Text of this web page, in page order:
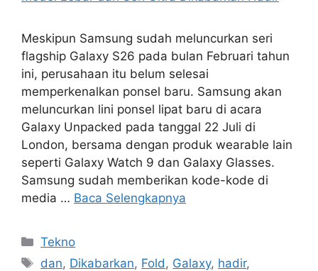
Meskipun Samsung sudah meluncurkan seri
flagship Galaxy S26 pada bulan Februari tahun
ini, perusahaan itu belum selesai
memperkenalkan ponsel baru. Samsung akan
meluncurkan lini ponsel lipat baru di acara
Galaxy Unpacked pada tanggal 22 Juli di
London, bersama dengan produk wearable lain
seperti Galaxy Watch 9 dan Galaxy Glasses.
Samsung sudah memberikan kode-kode di
media … Baca Selengkapnya
Kategori
Tekno
Tag
dan, Dikabarkan, Fold , Galaxy, hadir,